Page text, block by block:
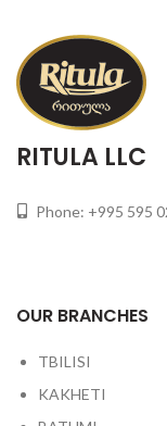
RITULA LLC
Phone: +995 595
OUR BRANCHES
TBILISI
KAKHETI